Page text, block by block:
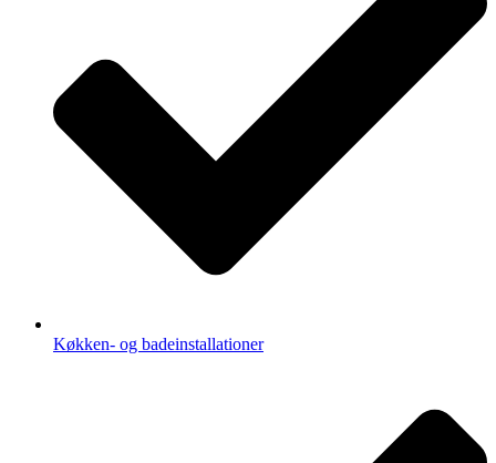
Køkken- og badeinstallationer